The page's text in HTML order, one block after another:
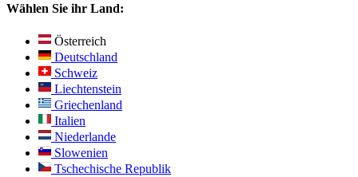
Wählen Sie ihr Land:
Österreich
Deutschland
Schweiz
Liechtenstein
Griechenland
Italien
Niederlande
Slowenien
Tschechische Republik